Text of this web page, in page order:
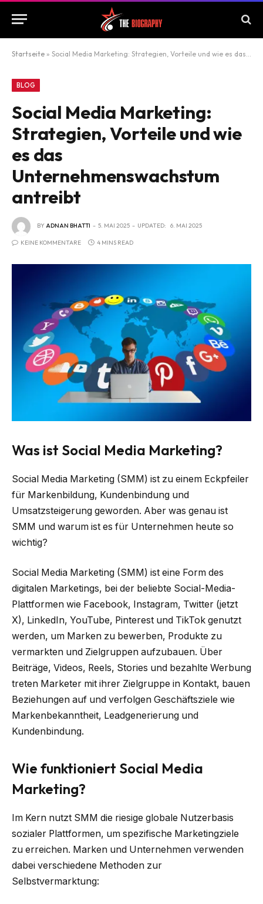
Startseite » Social Media Marketing: Strategien, Vorteile und wie es das Unternehmenswachstum antreibt
BLOG
Social Media Marketing:
Strategien, Vorteile und wie
es das
Unternehmenswachstum
antreibt
BYADNAN BHATTI 5. MAI 2025 UPDATED: 6. MAI 2025
KEINE KOMMENTARE 4 MINS READ
Was ist Social Media Marketing?
Social Media Marketing (SMM) ist zu einem Eckpfeiler
für Markenbildung, Kundenbindung und
Umsatzsteigerung geworden. Aber was genau ist
SMM und warum ist es für Unternehmen heute so
wichtig?
Social Media Marketing (SMM) ist eine Form des
digitalen Marketings, bei der beliebte Social-Media-
Plattformen wie Facebook, Instagram, Twitter (jetzt
X), LinkedIn, YouTube, Pinterest und TikTok genutzt
werden, um Marken zu bewerben, Produkte zu
vermarkten und Zielgruppen aufzubauen. Über
Beiträge, Videos, Reels, Stories und bezahlte Werbung
treten Marketer mit ihrer Zielgruppe in Kontakt, bauen
Beziehungen auf und verfolgen Geschäftsziele wie
Markenbekanntheit, Leadgenerierung und
Kundenbindung.
Wie funktioniert Social Media
Marketing?
Im Kern nutzt SMM die riesige globale Nutzerbasis
sozialer Plattformen, um spezifische Marketingziele
zu erreichen. Marken und Unternehmen verwenden
dabei verschiedene Methoden zur
Selbstvermarktung: